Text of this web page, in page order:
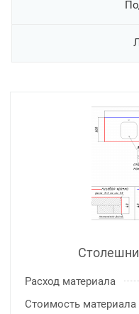
Расход материала
Стоимость материала